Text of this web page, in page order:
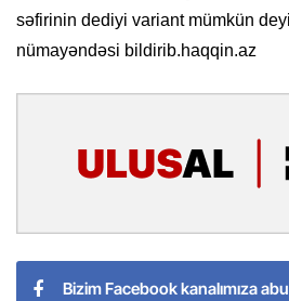
səfirinin dediyi variant mümkün
nümayəndəsi bildirib.haqqin.az
Bizim Facebook kanalımıza